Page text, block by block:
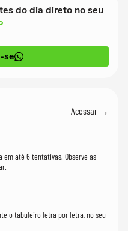
do dia direto no seu
se
Acessar →
em até 6 tentativas. Observe as
o tabuleiro letra por letra, no seu